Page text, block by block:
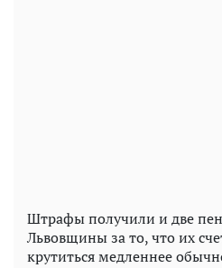
Штрафы получили и две
Львовщины за то, что их
крутиться медленнее